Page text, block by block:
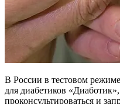
В России в тестовом
для диабетиков
проконсультироваться и